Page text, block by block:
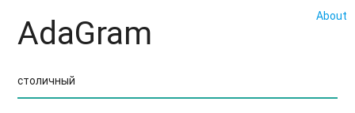
About
AdaGram